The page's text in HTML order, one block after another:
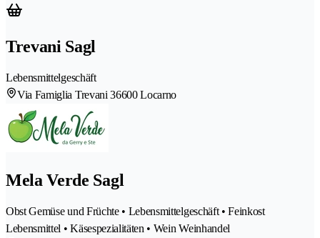
Trevani Sagl
Lebensmittelgeschäft
Via Famiglia Trevani 36600 Locarno
Mela Verde Sagl
Obst Gemüse und Früchte • Lebensmittelgeschäft • Feinkost
Lebensmittel • Käsespezialitäten • Wein Weinhandel